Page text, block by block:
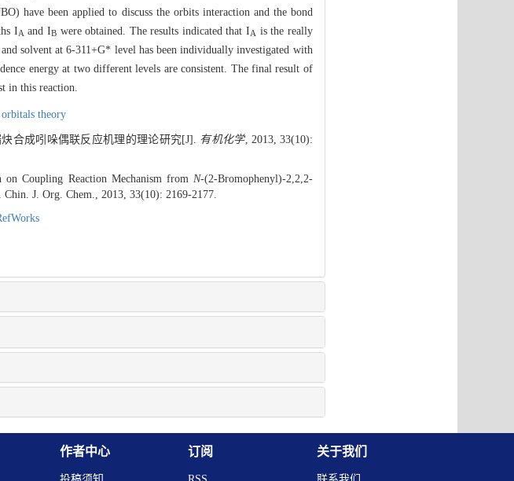
have been applied to discuss the orbits interaction and the bond
IA and IB were obtained. The results indicated that IA is the really
solvent at 6-311+G* level has been individually investigated with
energy at two different levels are consistent. The final result of
in this reaction.
theory
合成吲哚偶联反应机理的理论研究[J]. 有机化学, 2013, 33(10):
Coupling Reaction Mechanism from N-(2-Bromophenyl)-2,2,2-
J. Org. Chem., 2013, 33(10): 2169-2177.
作者中心 订阅 关于我们